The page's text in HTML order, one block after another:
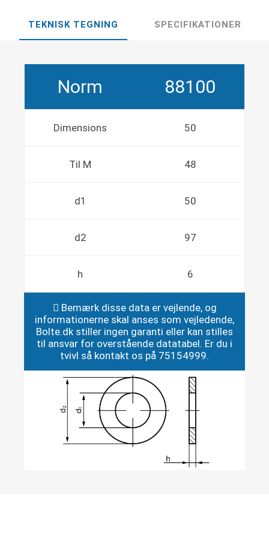
TEKNISK TEGNING SPECIFIKATIONER
Norm 88100
Dimensions 50
Til M 48
d1 50
d2 97
h 6
Bemærk disse data er vejlende, og
informationerne skal anses som vejledende,
Bolte.dk stiller ingen garanti eller kan stilles
til ansvar for overstående datatabel. Er du i
tvivl så kontakt os på 75154999.